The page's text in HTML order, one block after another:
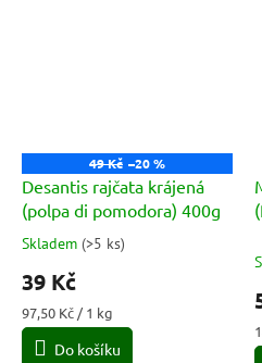
49 Kč –20 %
Desantis rajčata krájená
(polpa di pomodora) 400g
Průměrné
hodnocení
produktu
je
5,0
Skladem (>5 ks)
39 Kč
Měrná
cena:
97,50 Kč / 1 kg
Do košíku